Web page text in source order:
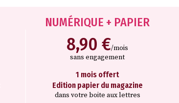
NUMÉRIQUE + PAPIER
8,90 €/mois
sans engagement
1 mois offert
Edition papier du magazine
dans votre boite aux lettres